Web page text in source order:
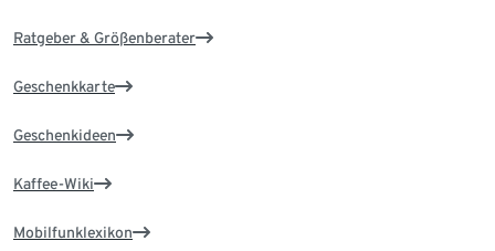
Ratgeber & Größenberater
Geschenkkarte
Geschenkideen
Kaffee-Wiki
Mobilfunklexikon